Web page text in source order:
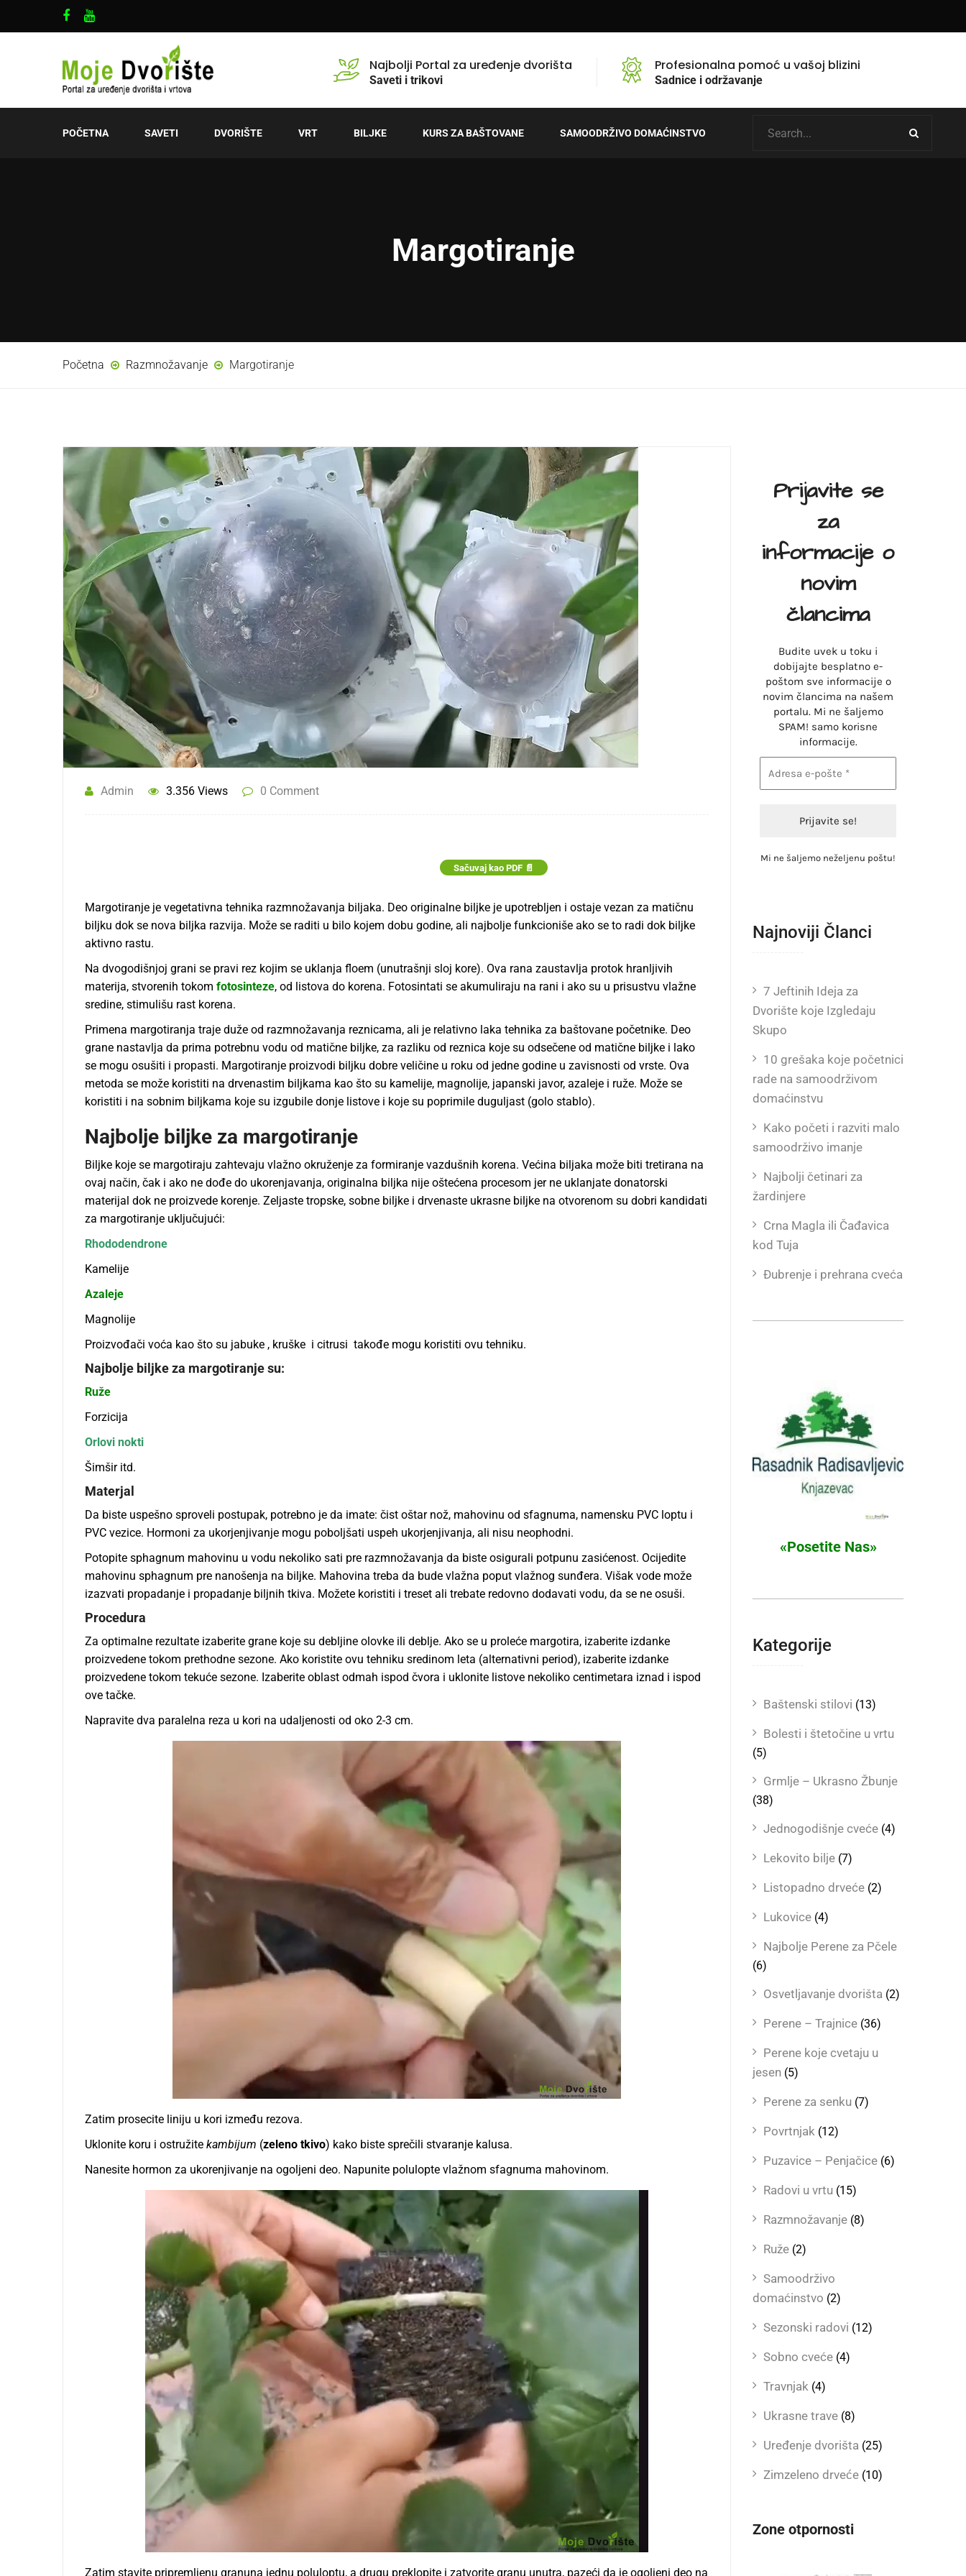
Najbolji Portal za uređenje dvorišta
Saveti i trikovi
Profesionalna pomoć u vašoj blizini
Sadnice i održavanje
POČETNA SAVETI DVORIŠTE VRT BILJKE KURS ZA BAŠTOVANE SAMOODRŽIVO DOMAĆINSTVO
Margotiranje
Početna Razmnožavanje Margotiranje
Admin 3.356 Views 0 Comment
Sačuvaj kao PDF 📄
Margotiranje je vegetativna tehnika razmnožavanja biljaka. Deo originalne bilјke je upotrebljen i ostaje vezan za matičnu
bilјku dok se nova bilјka razvija. Može se raditi u bilo kojem dobu godine, ali najbolјe funkcioniše ako se to radi dok bilјke
aktivno rastu.
Na dvogodišnjoj grani se pravi rez kojim se uklanja floem (unutrašnji sloj kore). Ova rana zaustavlјa protok hranlјivih
materija, stvorenih tokom fotosinteze, od listova do korena. Fotosintati se akumuliraju na rani i ako su u prisustvu vlažne
sredine, stimulišu rast korena.
Primena margotiranja traje duže od razmnožavanja reznicama, ali je relativno laka tehnika za baštovane početnike. Deo
grane nastavlјa da prima potrebnu vodu od matične bilјke, za razliku od reznica koje su odsečene od matične bilјke i lako
se mogu osušiti i propasti. Margotiranje proizvodi bilјku dobre veličine u roku od jedne godine u zavisnosti od vrste. Ova
metoda se može koristiti na drvenastim bilјkama kao što su kamelije, magnolije, japanski javor, azaleje i ruže. Može se
koristiti i na sobnim bilјkama koje su izgubile donje listove i koje su poprimile dugulјast (golo stablo).
Najbolјe bilјke za margotiranje
Bilјke koje se margotiraju zahtevaju vlažno okruženje za formiranje vazdušnih korena. Većina bilјaka može biti tretirana na
ovaj način, čak i ako ne dođe do ukorenjavanja, originalna bilјka nije oštećena procesom jer ne uklanjate donatorski
materijal dok ne proizvede korenje. Zelјaste tropske, sobne bilјke i drvenaste ukrasne bilјke na otvorenom su dobri kandidati
za margotiranje uklјučujući:
Rhododendrone
Kamelije
Azaleje
Magnolije
Proizvođači voća kao što su jabuke , kruške i citrusi takođe mogu koristiti ovu tehniku.
Najbolјe bilјke za margotiranje su:
Ruže
Forzicija
Orlovi nokti
Šimšir itd.
Materjal
Da biste uspešno sproveli postupak, potrebno je da imate: čist oštar nož, mahovinu od sfagnuma, namensku PVC loptu i
PVC vezice. Hormoni za ukorjenjivanje mogu pobolјšati uspeh ukorjenjivanja, ali nisu neophodni.
Potopite sphagnum mahovinu u vodu nekoliko sati pre razmnožavanja da biste osigurali potpunu zasićenost. Ocijedite
mahovinu sphagnum pre nanošenja na bilјke. Mahovina treba da bude vlažna poput vlažnog sunđera. Višak vode može
izazvati propadanje i propadanje bilјnih tkiva. Možete koristiti i treset ali trebate redovno dodavati vodu, da se ne osuši.
Procedura
Za optimalne rezultate izaberite grane koje su debljine olovke ili deblje. Ako se u proleće margotira, izaberite izdanke
proizvedene tokom prethodne sezone. Ako koristite ovu tehniku sredinom leta (alternativni period), izaberite izdanke
proizvedene tokom tekuće sezone. Izaberite oblast odmah ispod čvora i uklonite listove nekoliko centimetara iznad i ispod
ove tačke.
Napravite dva paralelna reza u kori na udalјenosti od oko 2-3 cm.
Zatim prosecite liniju u kori između rezova.
Uklonite koru i ostružite kambijum (zeleno tkivo) kako biste sprečili stvaranje kalusa.
Nanesite hormon za ukorenjivanje na ogoljeni deo. Napunite polulopte vlažnom sfagnuma mahovinom.
Zatim stavite pripremljenu granuna jednu poluloptu, a drugu preklopite i zatvorite granu unutra, pazeći da je ogoljeni deo na
Prijavite se
za
informacije o
novim
člancima
Budite uvek u toku i
dobijajte besplatno e-
poštom sve informacije o
novim člancima na našem
portalu. Mi ne šaljemo
SPAM! samo korisne
informacije.
Mi ne šaljemo neželjenu poštu!
Najnoviji Članci
7 Jeftinih Ideja za
Dvorište koje Izgledaju
Skupo
10 grešaka koje početnici
rade na samoodrživom
domaćinstvu
Kako početi i razviti malo
samoodrživo imanje
Najbolji četinari za
žardinjere
Crna Magla ili Čađavica
kod Tuja
Đubrenje i prehrana cveća
«Posetite Nas»
Kategorije
Baštenski stilovi (13)
Bolesti i štetočine u vrtu
(5)
Grmlje – Ukrasno Žbunje
(38)
Jednogodišnje cveće (4)
Lekovito bilje (7)
Listopadno drveće (2)
Lukovice (4)
Najbolje Perene za Pčele
(6)
Osvetljavanje dvorišta (2)
Perene – Trajnice (36)
Perene koje cvetaju u
jesen (5)
Perene za senku (7)
Povrtnjak (12)
Puzavice – Penjačice (6)
Radovi u vrtu (15)
Razmnožavanje (8)
Ruže (2)
Samoodrživo
domaćinstvo (2)
Sezonski radovi (12)
Sobno cveće (4)
Travnjak (4)
Ukrasne trave (8)
Uređenje dvorišta (25)
Zimzeleno drveće (10)
Zone otpornosti